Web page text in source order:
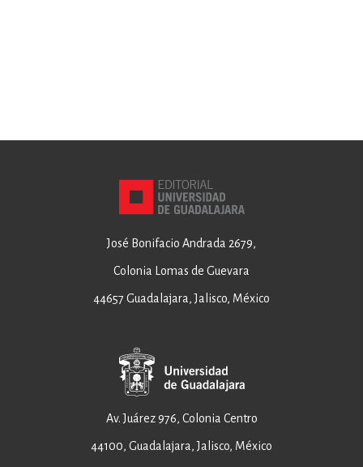
José Bonifacio Andrada 2679,
Colonia Lomas de Guevara
44657 Guadalajara, Jalisco, México
Av. Juárez 976, Colonia Centro
44100, Guadalajara, Jalisco, México